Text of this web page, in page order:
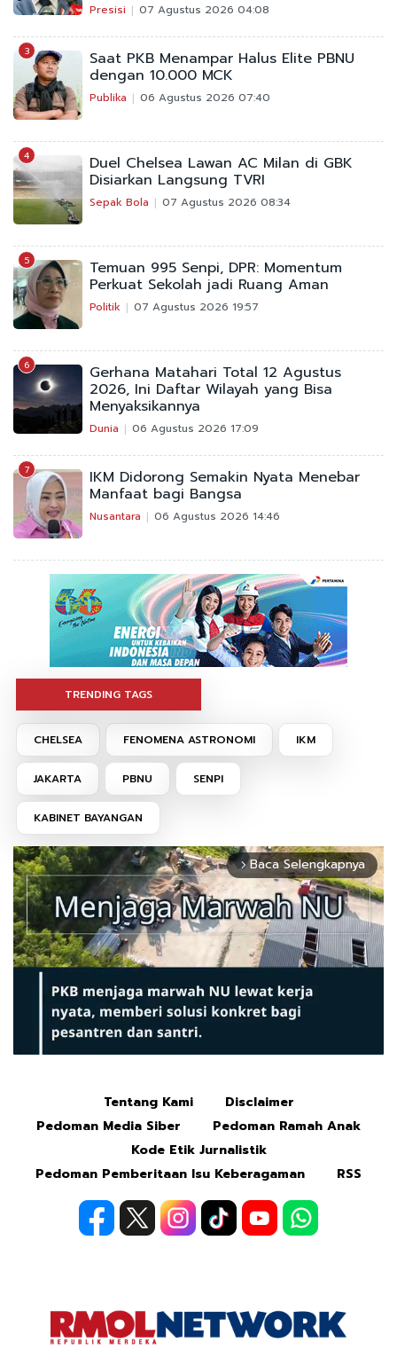
Presisi 07 Agustus 2026 04:08
3 Saat PKB Menampar Halus Elite PBNU
dengan 10.000 MCK
Publika 06 Agustus 2026 07:40
4 Duel Chelsea Lawan AC Milan di GBK
Disiarkan Langsung TVRI
Sepak Bola 07 Agustus 2026 08:34
5 Temuan 995 Senpi, DPR: Momentum
Perkuat Sekolah jadi Ruang Aman
Politik 07 Agustus 2026 19:57
6 Gerhana Matahari Total 12 Agustus
2026, Ini Daftar Wilayah yang Bisa
Menyaksikannya
Dunia 06 Agustus 2026 17:09
7 IKM Didorong Semakin Nyata Menebar
Manfaat bagi Bangsa
Nusantara 06 Agustus 2026 14:46
TRENDING TAGS
CHELSEA FENOMENA ASTRONOMI IKM
JAKARTA PBNU SENPI
KABINET BAYANGAN
arrow_forward_ios Baca Selengkapnya
Tentang Kami
Disclaimer
Pedoman Media Siber
Pedoman Ramah Anak
Kode Etik Jurnalistik
Pedoman Pemberitaan Isu Keberagaman
RSS